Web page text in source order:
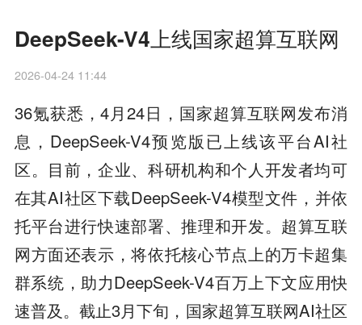
DeepSeek-V4上线国家超算互联网
2026-04-24 11:44
36氪获悉，4月24日，国家超算互联网发布消
息，DeepSeek-V4预览版已上线该平台AI社
区。目前，企业、科研机构和个人开发者均可
在其AI社区下载DeepSeek-V4模型文件，并依
托平台进行快速部署、推理和开发。超算互联
网方面还表示，将依托核心节点上的万卡超集
群系统，助力DeepSeek-V4百万上下文应用快
速普及。截止3月下旬，国家超算互联网AI社区